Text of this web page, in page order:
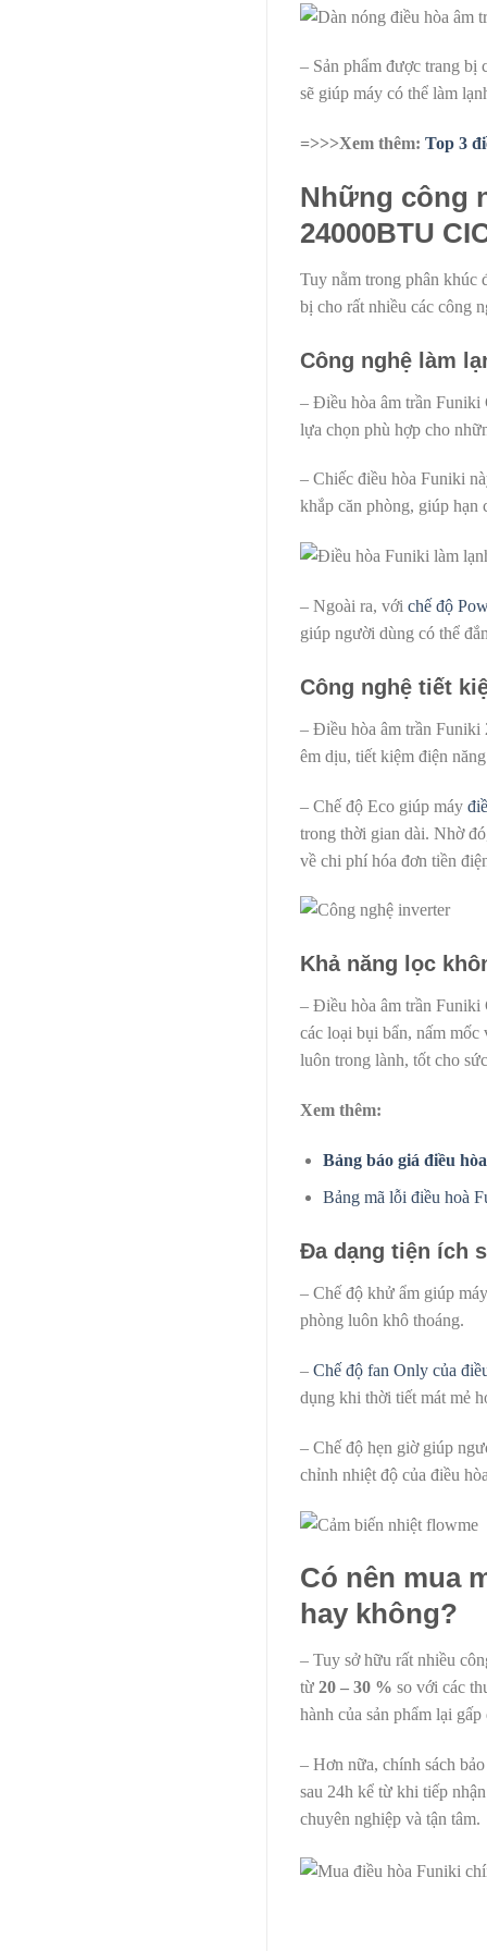
– Sản phẩm được trang bị
sẽ giúp máy có thể làm
=>>>Xem thêm: Top 3
Những công
24000BTU
Tuy nằm trong phân khúc
bị cho rất nhiều các công
Công nghệ làm
– Điều hòa âm trần Funiki
lựa chọn phù hợp cho
– Chiếc điều hòa Funiki
khắp căn phòng, giúp hạn
– Ngoài ra, với chế độ
giúp người dùng có thể
Công nghệ tiết
– Điều hòa âm trần Funiki
êm dịu, tiết kiệm điện
– Chế độ Eco giúp máy
trong thời gian dài. Nhờ
về chi phí hóa đơn tiền
Khả năng lọc
– Điều hòa âm trần Funiki
các loại bụi bẩn, nấm
luôn trong lành, tốt cho
Xem thêm:
Bảng báo giá điều
Bảng mã lỗi điều hoà
Đa dạng tiện ích
– Chế độ khử ẩm giúp
phòng luôn khô thoáng.
– Chế độ fan Only của
dụng khi thời tiết mát mẻ
– Chế độ hẹn giờ giúp
chỉnh nhiệt độ của điều
Có nên mua
hay không?
– Tuy sở hữu rất nhiều
từ 20 – 30 % so với các
hành của sản phẩm lại
– Hơn nữa, chính sách
sau 24h kể từ khi tiếp
chuyên nghiệp và tận tâm.